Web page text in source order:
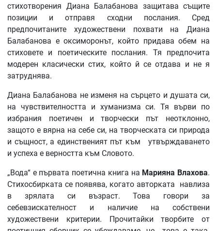
стихотворения Диана Балабанова защитава същите
позиции и отправя сходни послания. Сред
предпочитаните художествени похвати на Диана
Балабанова е оксиморонът, който придава обем на
стиховете и поетическите послания. Тя предпочита
модерен класически стих, който й се отдава и не я
затруднява.
Диана Балабанова не изменя на сърцето и душата си,
на чувствителността и хуманизма си. Тя върви по
избрания поетичен и творчески път неотклонно,
защото е вярна на себе си, на творческата си природа
и същност, а единственият път към утвърждаването
и успеха е верността към Словото.
„Вода“ е първата поетична книга на Марияна Влахова.
Стихосбирката се появява, когато авторката навлиза
в зрялата си възраст. Това говори за
себевзискателност и наличие на собствени
художествени критерии. Прочитайки творбите от